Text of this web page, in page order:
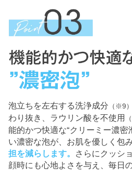
泡立ちを左右する洗浄成分 （※9）
わり抜き、ラウリン酸を不使用
能的かつ快適な“クリーミー濃密
い濃密な泡が、お肌を優しく包み
担を減らします。 さらにクッシ
顔時にも心地よさを与え、毎日